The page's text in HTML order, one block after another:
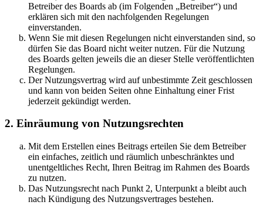
Betreiber des Boards ab (im Folgenden „Betreiber“) und
erklären sich mit den nachfolgenden Regelungen
einverstanden.
Wenn Sie mit diesen Regelungen nicht einverstanden sind, so
dürfen Sie das Board nicht weiter nutzen. Für die Nutzung
des Boards gelten jeweils die an dieser Stelle veröffentlichten
Regelungen.
Der Nutzungsvertrag wird auf unbestimmte Zeit geschlossen
und kann von beiden Seiten ohne Einhaltung einer Frist
jederzeit gekündigt werden.
2. Einräumung von Nutzungsrechten
Mit dem Erstellen eines Beitrags erteilen Sie dem Betreiber
ein einfaches, zeitlich und räumlich unbeschränktes und
unentgeltliches Recht, Ihren Beitrag im Rahmen des Boards
zu nutzen.
Das Nutzungsrecht nach Punkt 2, Unterpunkt a bleibt auch
nach Kündigung des Nutzungsvertrages bestehen.